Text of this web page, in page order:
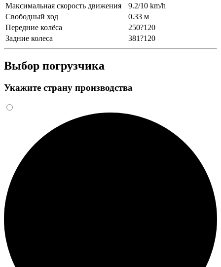
Максимальная скорость движения
9.2/10 km/h
Свободный ход
0.33 м
Передние колёса
250?120
Задние колеса
381?120
Выбор погрузчика
Укажите страну производства